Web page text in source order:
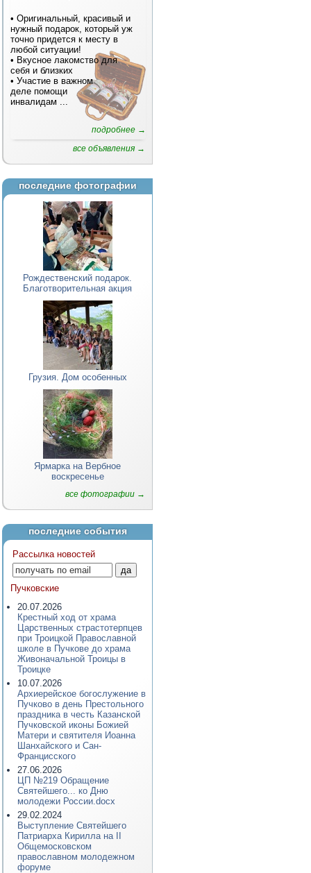
• Оригинальный, красивый и
нужный подарок, который уж
точно придется к месту в
любой ситуации!
• Вкусное лакомство для
себя и близких
• Участие в важном
деле помощи
инвалидам ...
подробнее →
все объявления →
последние фотографии
Рождественский подарок.
Благотворительная акция
Грузия. Дом особенных
Ярмарка на Вербное
воскресенье
все фотографии →
последние события
Рассылка новостей
Пучковские
20.07.2026
Крестный ход от храма
Царственных страстотерпцев
при Троицкой Православной
школе в Пучкове до храма
Живоначальной Троицы в
Троицке
10.07.2026
Архиерейское богослужение в
Пучково в день Престольного
праздника в честь Казанской
Пучковской иконы Божией
Матери и святителя Иоанна
Шанхайского и Сан-
Францисского
27.06.2026
ЦП №219 Обращение
Святейшего... ко Дню
молодежи России.docx
29.02.2024
Выступление Святейшего
Патриарха Кирилла на II
Общемосковском
православном молодежном
форуме